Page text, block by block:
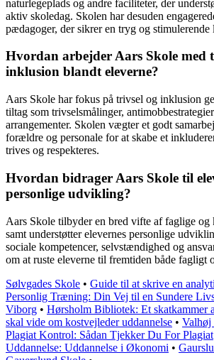
naturlegeplads og andre faciliteter, der
aktiv skoledag. Skolen har desuden
pædagoger, der sikrer en tryg og
Hvordan arbejder Aars Skole med
inklusion blandt eleverne?
Aars Skole har fokus på trivsel og inklusion
tiltag som trivselsmålinger,
arrangementer. Skolen vægter et godt
forældre og personale for at skabe et
trives og respekteres.
Hvordan bidrager Aars Skole til
personlige udvikling?
Aars Skole tilbyder en bred vifte af faglige og
samt understøtter elevernes personlige
sociale kompetencer, selvstændighed og
om at ruste eleverne til fremtiden både fagligt
Sølvgades Skole • Guide til at skrive en
Personlig Træning: Din Vej til en Sundere
Viborg • Hørsholm Bibliotek: Et skatkammer
skal vide om kostvejleder uddannelse • Valhøj
Plagiat Kontrol: Sådan Tjekker Du For Plagiat
Uddannelse: Uddannelse i Økonomi •